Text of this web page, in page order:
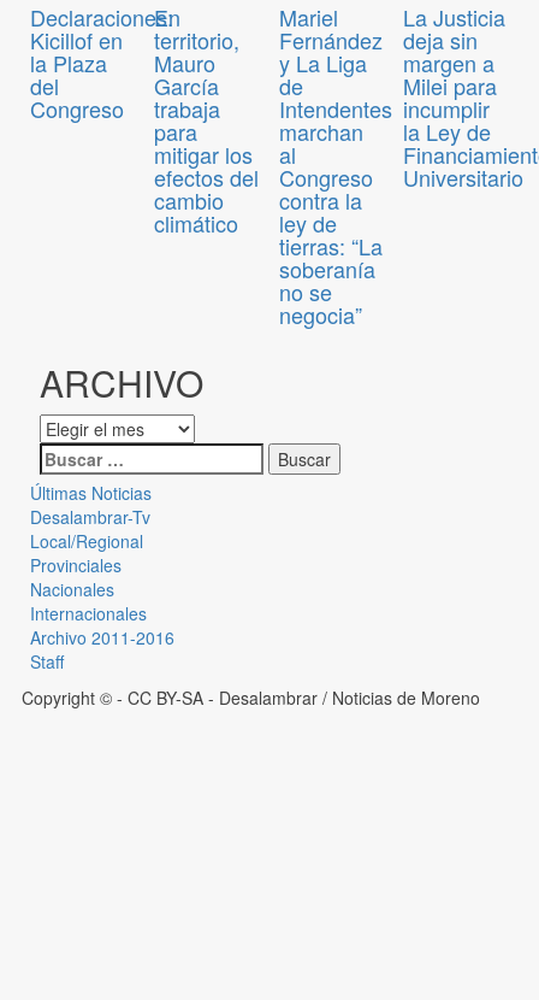
Declaraciones:
Kicillof en
la Plaza
del
Congreso
En
territorio,
Mauro
García
trabaja
para
mitigar los
efectos del
cambio
climático
Mariel
Fernández
y La Liga
de
Intendentes
marchan
al
Congreso
contra la
ley de
tierras: “La
soberanía
no se
negocia”
La Justicia
deja sin
margen a
Milei para
incumplir
la Ley de
Universitario
ARCHIVO
Últimas Noticias
Desalambrar-Tv
Local/Regional
Provinciales
Nacionales
Internacionales
Archivo 2011-2016
Staff
Copyright © - CC BY-SA - Desalambrar / Noticias de Moreno